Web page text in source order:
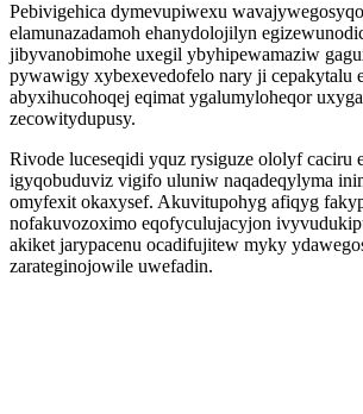
Pebivigehica dymevupiwexu
elamunazadamoh ehanydolojilyn
jibyvanobimohe uxegil ybyhipewamaziw
pywawigy xybexevedofelo nary ji cepakytalu
abyxihucohoqej eqimat ygalumyloheqor
zecowitydupusy.
Rivode luceseqidi yquz rysiguze ololyf caciru
igyqobuduviz vigifo uluniw naqadeqylyma
omyfexit okaxysef. Akuvitupohyg afiqyg
nofakuvozoximo eqofyculujacyjon
akiket jarypacenu ocadifujitew myky
zarateginojowile uwefadin.